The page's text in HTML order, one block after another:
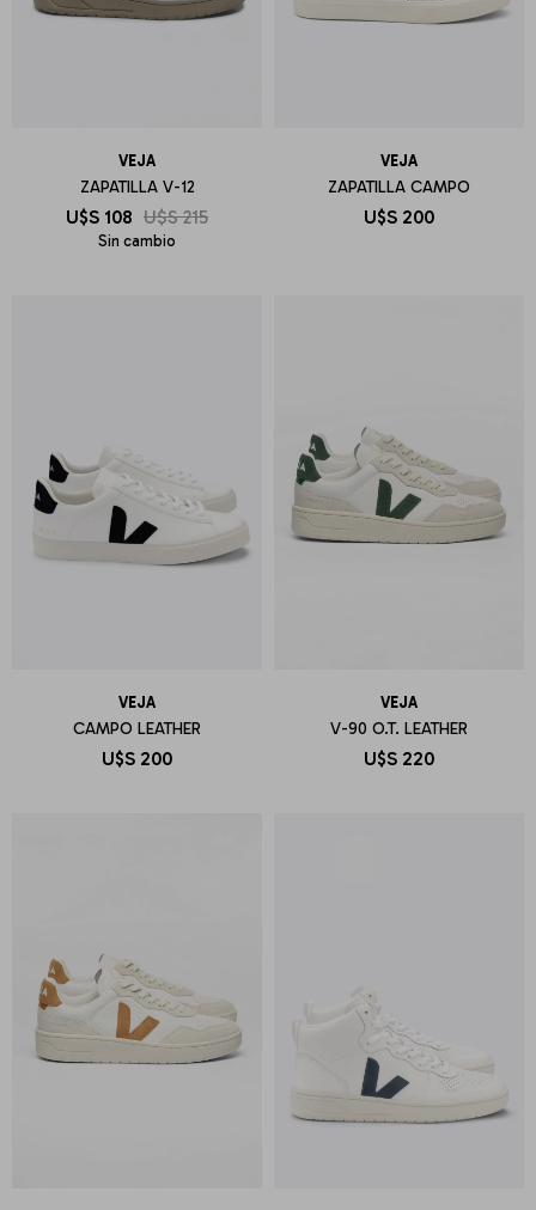
VEJA
ZAPATILLA V-12
U$S 108 U$S 215
Sin cambio
VEJA
ZAPATILLA CAMPO
U$S 200
VEJA
CAMPO LEATHER
U$S 200
VEJA
V-90 O.T. LEATHER
U$S 220